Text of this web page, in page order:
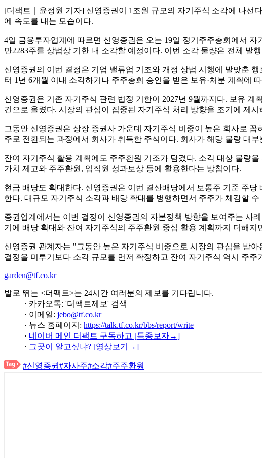
[더팩트｜윤정원 기자] 신영증권이 1조원 규모의 자기주식 소각에 나선
에 속도를 내는 모습이다.
4일 금융투자업계에 따르면 신영증권은 오는 19일 정기주주총회에서
만2283주를 상법상 기한 내 소각할 예정이다. 이번 소각 물량은 전체 발
신영증권의 이번 결정은 기업 밸류업 기조와 개정 상법 시행에 발맞춘
터 1년 6개월 이내 소각하거나 주주총회 승인을 받은 보유·처분 계획에
신영증권은 기존 자기주식 관련 법정 기한이 2027년 9월까지다. 보유
건으로 올렸다. 시장의 관심이 집중된 자기주식 처리 방향을 조기에 제
그동안 신영증권은 상장 증권사 가운데 자기주식 비중이 높은 회사로
주로 전환되는 과정에서 회사가 취득한 주식이다. 회사가 해당 물량 대
잔여 자기주식 활용 계획에도 주주환원 기조가 담겼다. 소각 대상 물량
가치 제고와 주주환원, 임직원 성과보상 등에 활용한다는 방침이다.
현금 배당도 확대한다. 신영증권은 이번 결산배당에서 보통주 기준 주
한다. 대규모 자기주식 소각과 배당 확대를 병행하면서 주주가 체감할
증권업계에서는 이번 결정이 신영증권의 자본정책 방향을 보여주는 사
기에 배당 확대와 잔여 자기주식의 주주환원 중심 활용 계획까지 더해
신영증권 관계자는 "그동안 높은 자기주식 비중으로 시장의 관심을 받
결정을 미루기보다 소각 규모를 먼저 확정하고 잔여 자기주식 역시 주
garden@tf.co.kr
발로 뛰는 <더팩트>는 24시간 여러분의 제보를 기다립니다.
· 카카오톡: '더팩트제보' 검색
· 이메일: jebo@tf.co.kr
· 뉴스 홈페이지: https://talk.tf.co.kr/bbs/report/write
· 네이버 메인 더팩트 구독하고 [특종보자→]
· 그곳이 알고싶냐? [영상보기→]
#신영증권#자사주#소각#주주환원